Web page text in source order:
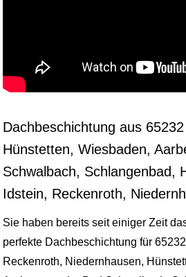
Dachbeschichtung aus
Hünstetten, Wiesbaden,
Schwalbach, Schlangenbad,
Idstein, Reckenroth,
Sie haben bereits seit einiger Zeit
perfekte Dachbeschichtung für
Reckenroth, Niedernhausen,